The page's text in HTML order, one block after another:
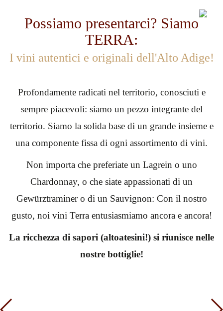
Possiamo presentarci? Siamo
TERRA:
I vini autentici e originali dell'Alto Adige!
Profondamente radicati nel territorio, conosciuti e
sempre piacevoli: siamo un pezzo integrante del
territorio. Siamo la solida base di un grande insieme e
una componente fissa di ogni assortimento di vini.
Non importa che preferiate un Lagrein o uno
Chardonnay, o che siate appassionati di un
Gewürztraminer o di un Sauvignon: Con il nostro
gusto, noi vini Terra entusiasmiamo ancora e ancora!
La ricchezza di sapori (altoatesini!) si riunisce nelle
nostre bottiglie!